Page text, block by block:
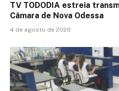
TV TODODIA estreia
Câmara de Nova Odessa
4 de agosto de 2026